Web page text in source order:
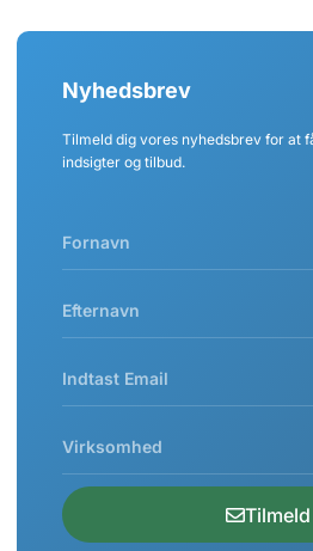
Nyhedsbrev
Tilmeld dig vores nyhedsbrev for at
indsigter og tilbud.
Tilmeld